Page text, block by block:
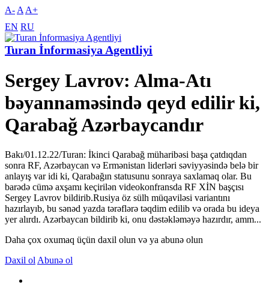
A- A A+
EN RU
Turan İnformasiya Agentliyi
Sergey Lavrov: Alma-Atı
bəyannaməsində qeyd edilir ki,
Qarabağ Azərbaycandır
Bakı/01.12.22/Turan: İkinci Qarabağ müharibəsi başa çatdıqdan
sonra RF, Azərbaycan və Ermənistan liderləri səviyyəsində belə bir
anlayış var idi ki, Qarabağın statusunu sonraya saxlamaq olar. Bu
barədə cümə axşamı keçirilən videokonfransda RF XİN başçısı
Sergey Lavrov bildirib.Rusiya öz sülh müqaviləsi variantını
hazırlayıb, bu sənəd yazda tərəflərə təqdim edilib və orada bu ideya
yer alırdı. Azərbaycan bildirib ki, onu dəstəkləməyə hazırdır, amm...
Daha çox oxumaq üçün daxil olun və ya abunə olun
Daxil ol Abunə ol